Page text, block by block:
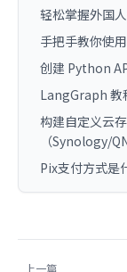
轻松掌握外国
手把手教你使
创建 Python
LangGraph 教
构建自定义云
（Synology/
Pix支付方式是
上一篇